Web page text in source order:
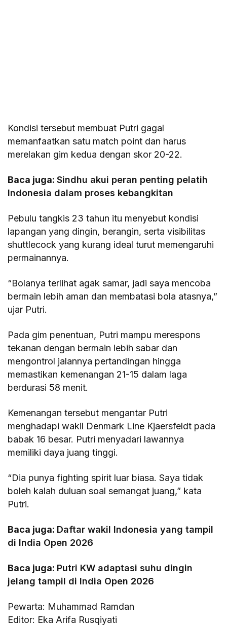
Kondisi tersebut membuat Putri gagal
memanfaatkan satu match point dan harus
merelakan gim kedua dengan skor 20-22.
Baca juga:Sindhu akui peran penting pelatih
Indonesia dalam proses kebangkitan
Pebulu tangkis 23 tahun itu menyebut kondisi
lapangan yang dingin, berangin, serta visibilitas
shuttlecock yang kurang ideal turut memengaruhi
permainannya.
“Bolanya terlihat agak samar, jadi saya mencoba
bermain lebih aman dan membatasi bola atasnya,”
ujar Putri.
Pada gim penentuan, Putri mampu merespons
tekanan dengan bermain lebih sabar dan
mengontrol jalannya pertandingan hingga
memastikan kemenangan 21-15 dalam laga
berdurasi 58 menit.
Kemenangan tersebut mengantar Putri
menghadapi wakil Denmark Line Kjaersfeldt pada
babak 16 besar. Putri menyadari lawannya
memiliki daya juang tinggi.
“Dia punya fighting spirit luar biasa. Saya tidak
boleh kalah duluan soal semangat juang,” kata
Putri.
Baca juga: Daftar wakil Indonesia yang tampil
di India Open 2026
Baca juga: Putri KW adaptasi suhu dingin
jelang tampil di India Open 2026
Pewarta: Muhammad Ramdan
Editor: Eka Arifa Rusqiyati